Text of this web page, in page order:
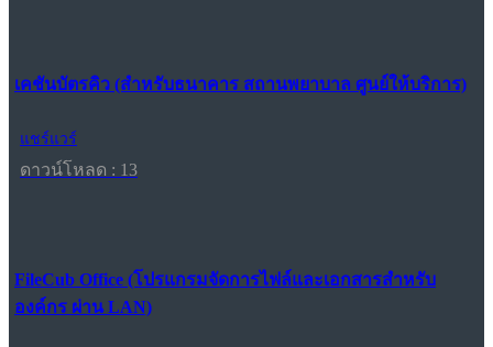
เคชันบัตรคิว (สำหรับธนาคาร สถานพยาบาล ศูนย์ให้บริการ)
แชร์แวร์
ดาวน์โหลด : 13
FileCub Office (โปรแกรมจัดการไฟล์และเอกสารสำหรับ
องค์กร ผ่าน LAN)